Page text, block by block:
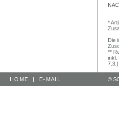
*
Die
**
inkl.
7.3.)
HOME | E-MAIL ©